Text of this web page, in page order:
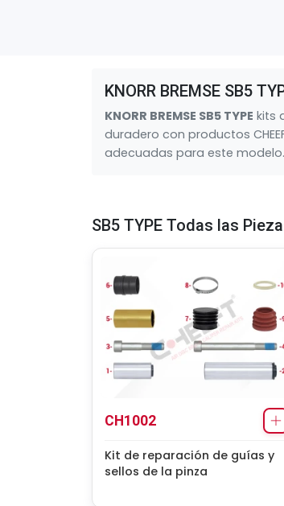
KNORR BREMSE SB5
KNORR BREMSE SB5 TYPE kits
duradero con productos
adecuadas para este modelo.
SB5 TYPE Todas las
CH1002
Kit de reparación de guías y
sellos de la pinza